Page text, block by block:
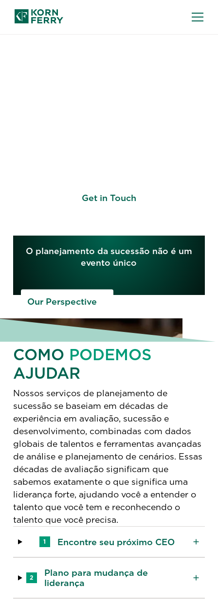
Get in Touch
O planejamento da sucessão não é um
evento único
Our Perspective
COMO PODEMOS
AJUDAR
Nossos serviços de planejamento de
sucessão se baseiam em décadas de
experiência em avaliação, sucessão e
desenvolvimento, combinadas com dados
globais de talentos e ferramentas avançadas
de análise e planejamento de cenários. Essas
décadas de avaliação significam que
sabemos exatamente o que significa uma
liderança forte, ajudando você a entender o
talento que você tem e reconhecendo o
talento que você precisa.
1 Encontre seu próximo CEO
2
Plano para mudança de
liderança